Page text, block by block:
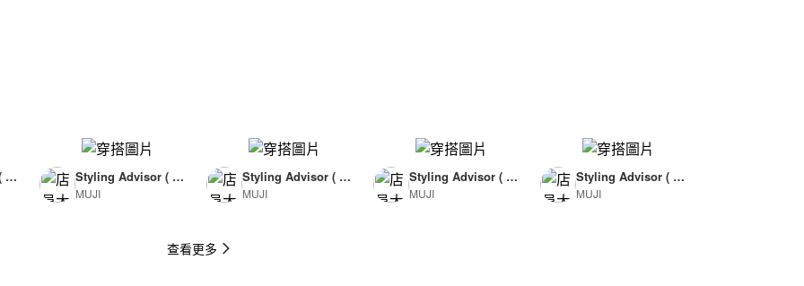
查看更多
F
Styling Advisor ( F
or Man )
MUJI
Styling Advisor ( F
or Man )
MUJI
Styling Advisor ( F
or Woman )
MUJI
Styling Advisor ( F
or Man )
MUJI